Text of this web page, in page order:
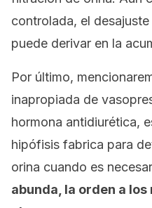
controlada, el
puede derivar en la
Por último,
inapropiada de
hormona antidiurética,
hipófisis fabrica para
orina cuando es
abunda, la orden a